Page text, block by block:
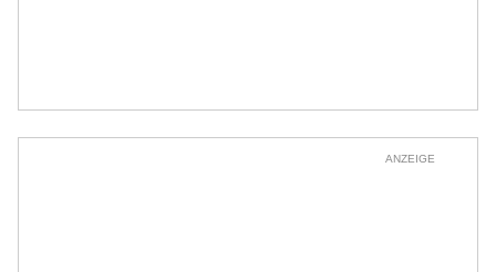
ANZEIGE